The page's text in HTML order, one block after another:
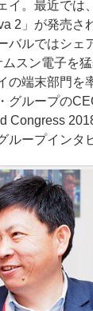
イ。最近では
2」が発売さ
バルではシェ
スン電子を
の端末部門を
グループの
Congress
ループインタ